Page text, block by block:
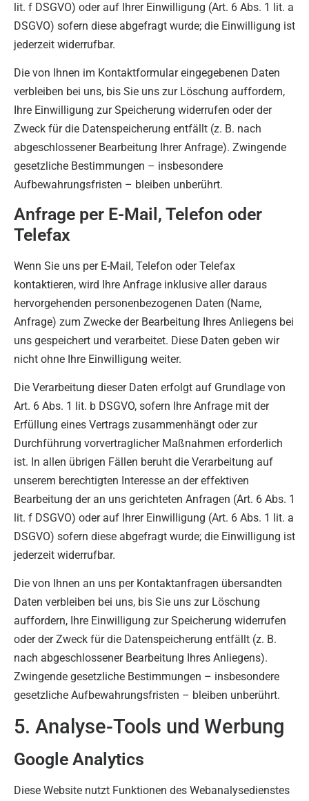
lit. f DSGVO) oder auf Ihrer Einwilligung (Art. 6 Abs. 1 lit. a
DSGVO) sofern diese abgefragt wurde; die Einwilligung ist
jederzeit widerrufbar.
Die von Ihnen im Kontaktformular eingegebenen Daten
verbleiben bei uns, bis Sie uns zur Löschung auffordern,
Ihre Einwilligung zur Speicherung widerrufen oder der
Zweck für die Datenspeicherung entfällt (z. B. nach
abgeschlossener Bearbeitung Ihrer Anfrage). Zwingende
gesetzliche Bestimmungen – insbesondere
Aufbewahrungsfristen – bleiben unberührt.
Anfrage per E-Mail, Telefon oder
Telefax
Wenn Sie uns per E-Mail, Telefon oder Telefax
kontaktieren, wird Ihre Anfrage inklusive aller daraus
hervorgehenden personenbezogenen Daten (Name,
Anfrage) zum Zwecke der Bearbeitung Ihres Anliegens bei
uns gespeichert und verarbeitet. Diese Daten geben wir
nicht ohne Ihre Einwilligung weiter.
Die Verarbeitung dieser Daten erfolgt auf Grundlage von
Art. 6 Abs. 1 lit. b DSGVO, sofern Ihre Anfrage mit der
Erfüllung eines Vertrags zusammenhängt oder zur
Durchführung vorvertraglicher Maßnahmen erforderlich
ist. In allen übrigen Fällen beruht die Verarbeitung auf
unserem berechtigten Interesse an der effektiven
Bearbeitung der an uns gerichteten Anfragen (Art. 6 Abs. 1
lit. f DSGVO) oder auf Ihrer Einwilligung (Art. 6 Abs. 1 lit. a
DSGVO) sofern diese abgefragt wurde; die Einwilligung ist
jederzeit widerrufbar.
Die von Ihnen an uns per Kontaktanfragen übersandten
Daten verbleiben bei uns, bis Sie uns zur Löschung
auffordern, Ihre Einwilligung zur Speicherung widerrufen
oder der Zweck für die Datenspeicherung entfällt (z. B.
nach abgeschlossener Bearbeitung Ihres Anliegens).
Zwingende gesetzliche Bestimmungen – insbesondere
gesetzliche Aufbewahrungsfristen – bleiben unberührt.
5. Analyse-Tools und Werbung
Google Analytics
Diese Website nutzt Funktionen des Webanalysedienstes